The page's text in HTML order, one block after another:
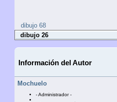
dibujo 68
dibujo 26
Información del Autor
Mochuelo
- Administrador -